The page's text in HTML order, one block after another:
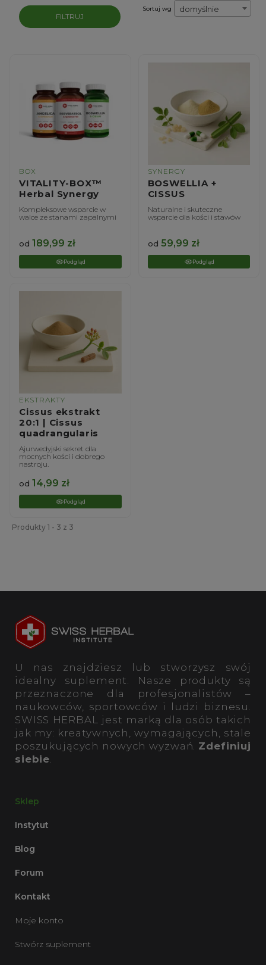
FILTRUJ
Sortuj wg domyślnie
BOX
VITALITY-BOX™
Herbal Synergy
Kompleksowe wsparcie w
walce ze stanami zapalnymi
od 189,99 zł
Podgląd
SYNERGY
BOSWELLIA +
CISSUS
Naturalne i skuteczne
wsparcie dla kości i stawów
od 59,99 zł
Podgląd
EKSTRAKTY
Cissus ekstrakt
20:1 | Cissus
quadrangularis
Ajurwedyjski sekret dla
mocnych kości i dobrego
nastroju.
od 14,99 zł
Podgląd
Produkty 1 - 3 z 3
U nas znajdziesz lub stworzysz swój
idealny suplement. Nasze produkty są
przeznaczone dla profesjonalistów –
naukowców, sportowców i ludzi biznesu.
SWISS HERBAL jest marką dla osób takich
jak my: kreatywnych, wymagających, stale
poszukujących nowych wyzwań. Zdefiniuj
siebie.
Sklep
Instytut
Blog
Forum
Kontakt
Moje konto
Stwórz suplement